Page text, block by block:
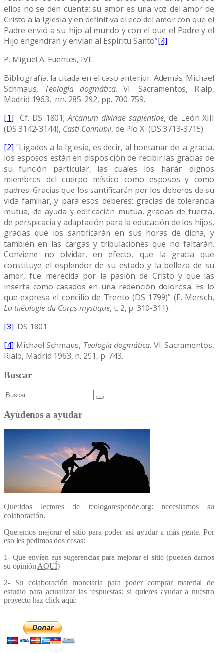
ellos no se den cuenta; su amor es una voz del amor de
Cristo a la Iglesia y en definitiva el eco del amor con que el
Padre envió a su hijo al mundo y con el que el Padre y el
Hijo engendran y envían al Espíritu Santo”[4].
P. Miguel A. Fuentes, IVE.
Bibliografía: la citada en el caso anterior. Además: Michael
Schmaus, Teología dogmática. VI. Sacramentos, Rialp,
Madrid 1963, nn. 285-292, pp. 700-759.
[1] Cf. DS 1801;Arcanum divinae sapientiae, de León XIII
(DS 3142-3144), Casti Connubii, de Pío XI (DS 3713-3715).
[2] “Ligados a la Iglesia, es decir, al hontanar de la gracia,
los esposos están en disposición de recibir las gracias de
su función particular, las cuales los harán dignos
miembros del cuerpo místico como esposos y como
padres. Gracias que los santificarán por los deberes de su
vida familiar, y para esos deberes: gracias de tolerancia
mutua, de ayuda y edificación mutua, gracias de fuerza,
de perspicacia y adaptación para la educación de los hijos,
gracias que los santificarán en sus horas de dicha, y
también en las cargas y tribulaciones que no faltarán.
Conviene no olvidar, en efecto, que la gracia que
constituye el esplendor de su estado y la belleza de su
amor, fue merecida por la pasión de Cristo y que las
inserta como casados en una redención dolorosa. Es lo
que expresa el concilio de Trento (DS 1799)” (E. Mersch,
La théologie du Corps mystique, t. 2, p. 310-311).
[3] DS 1801
[4] Michael Schmaus, Teología dogmática. VI. Sacramentos,
Rialp, Madrid 1963, n. 291, p. 743.
Buscar
Buscar:
Ayúdenos a ayudar
Queridos lectores de teologoresponde.org: necesitamos su
colaboración.
Queremos mejorar el sitio para poder así ayudar a más gente. Por
eso les pedimos dos cosas:
1- Que envíen sus sugerencias para mejorar el sitio (pueden darnos
su opinión AQUÍ)
2- Su colaboración monetaria para poder comprar material de
estudio para actualizar las respuestas: si quieres ayudar a nuestro
proyecto haz click aquí: